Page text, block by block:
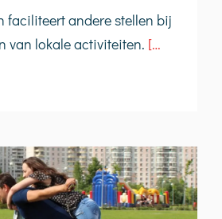
faciliteert andere stellen bij
van lokale activiteiten. […